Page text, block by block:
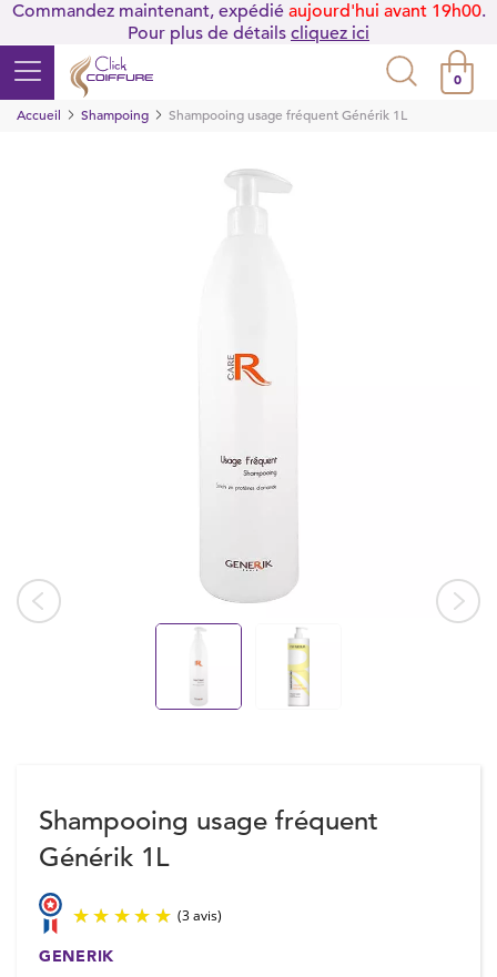
Commandez maintenant, expédié aujourd'hui avant 19h00.
Pour plus de détails cliquez ici
0
Accueil
Shampoing Shampooing usage fréquent Générik 1L
Shampooing usage fréquent
Générik 1L
GENERIK